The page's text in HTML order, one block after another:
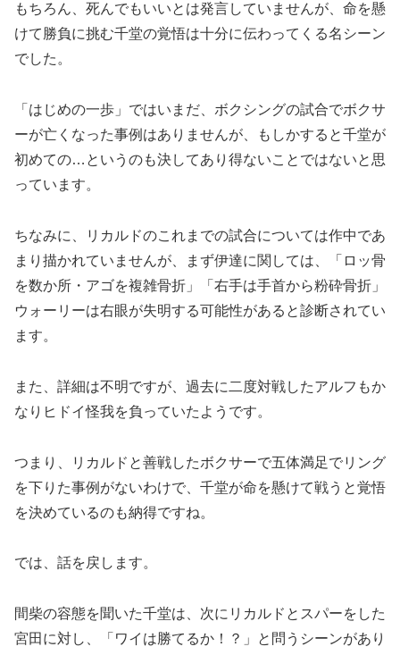
もちろん、死んでもいいとは発言していませんが、命を懸
けて勝負に挑む千堂の覚悟は十分に伝わってくる名シーン
でした。
「はじめの一歩」ではいまだ、ボクシングの試合でボクサ
ーが亡くなった事例はありませんが、もしかすると千堂が
初めての…というのも決してあり得ないことではないと思
っています。
ちなみに、リカルドのこれまでの試合については作中であ
まり描かれていませんが、まず伊達に関しては、「ロッ骨
を数か所・アゴを複雑骨折」「右手は手首から粉砕骨折」
ウォーリーは右眼が失明する可能性があると診断されてい
ます。
また、詳細は不明ですが、過去に二度対戦したアルフもか
なりヒドイ怪我を負っていたようです。
つまり、リカルドと善戦したボクサーで五体満足でリング
を下りた事例がないわけで、千堂が命を懸けて戦うと覚悟
を決めているのも納得ですね。
では、話を戻します。
間柴の容態を聞いた千堂は、次にリカルドとスパーをした
宮田に対し、「ワイは勝てるか！？」と問うシーンがあり